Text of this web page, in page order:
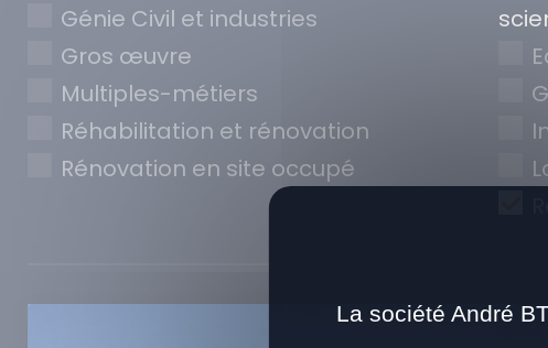
Génie Civil et industries
Gros œuvre
Multiples-métiers
Réhabilitation et rénovation
Rénovation en site occupé
La société André